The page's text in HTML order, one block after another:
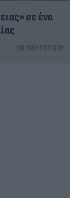
σε ένα
ΒΑΣΙΛΙΚΉ ΚΟΥΚΊΟΥ